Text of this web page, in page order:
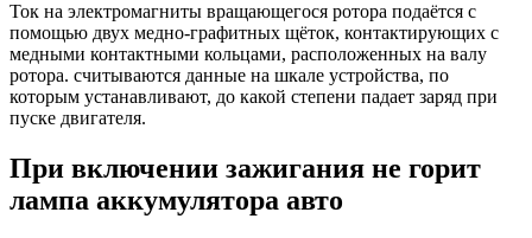
Ток на электромагниты вращающегося ротора подаётся с
помощью двух медно-графитных щёток, контактирующих с
медными контактными кольцами, расположенных на валу
ротора. считываются данные на шкале устройства, по
которым устанавливают, до какой степени падает заряд при
пуске двигателя.
При включении зажигания не горит
лампа аккумулятора авто